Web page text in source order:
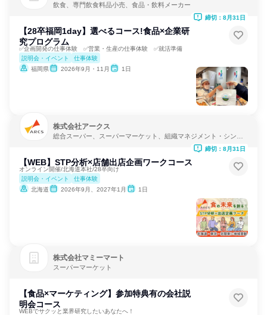
飲食、専門飲食料品小売、食品・飲料メーカー
【28卒福岡1day】選べるコース!食品×企業研
究プログラム
✅企画開発の仕事体験 ✅営業・生産の仕事体験 ✅就活準備
説明会・イベント
仕事体験
福岡県
2026年9月・11月 1日
締切：8月31日
株式会社アークス
総合スーパー、スーパーマーケット、組織マネジメント・シンク
【WEB】STP分析×店舗出店企画ワークコース
オンライン開催/北海道本社/28卒向け
説明会・イベント
仕事体験
北海道
2026年9月、2027年1月 1日
締切：8月31日
株式会社マミーマート
スーパーマーケット
【食品×マーケティング】参加特典有の会社説
明会コース
WEBでサクッと業界研究したいあなたへ！